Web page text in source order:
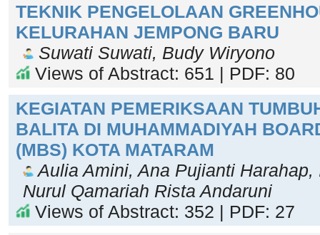
TEKNIK PENGELOLAAN
KELURAHAN JEMPONG BARU
Suwati Suwati, Budy Wiryono
Views of Abstract: 651 | PDF: 80
KEGIATAN PEMERIKSAAN
BALITA DI MUHAMMADIYAH
(MBS) KOTA MATARAM
Aulia Amini, Ana Pujianti
Nurul Qamariah Rista Andaruni
Views of Abstract: 352 | PDF: 27